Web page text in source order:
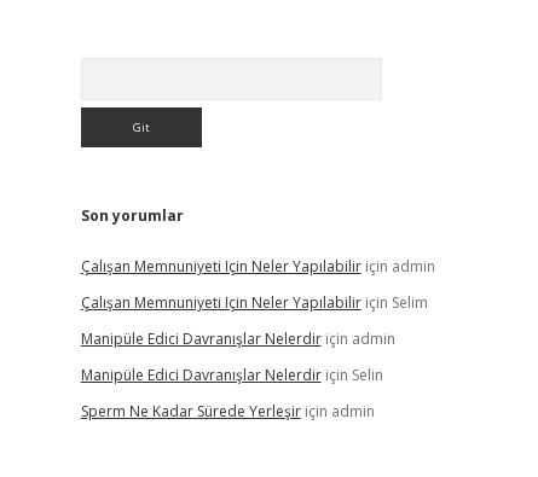
Son yorumlar
Çalışan Memnuniyeti Için Neler Yapılabiliriçin admin
Çalışan Memnuniyeti Için Neler Yapılabiliriçin Selim
Manipüle Edici Davranışlar Nelerdiriçin admin
Manipüle Edici Davranışlar Nelerdiriçin Selin
Sperm Ne Kadar Sürede Yerleşiriçin admin